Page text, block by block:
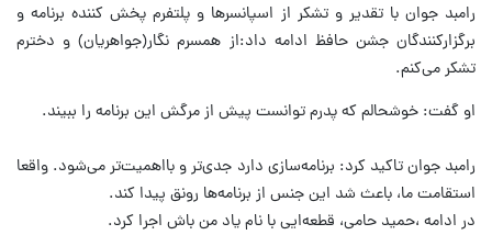
رامبد جوان با تقدیر و تشکر از اسپانسرها و پلتفرم پخش کننده برنامه و
برگزارکنندگان جشن حافظ ادامه داد:از همسرم نگار(جواهریان) و دخترم
تشکر می‌کنم.
او گفت: خوشحالم که پدرم توانست پیش از مرگش این برنامه را ببیند.
رامبد جوان تاکید کرد: برنامه‌سازی دارد جدی‌تر و بااهمیت‌تر می‌شود. واقعا
استقامت ما، باعث شد این جنس از برنامه‌ها رونق پیدا کند.
در ادامه ،حمید حامی، قطعه‌ایی با نام یاد من باش اجرا کرد.